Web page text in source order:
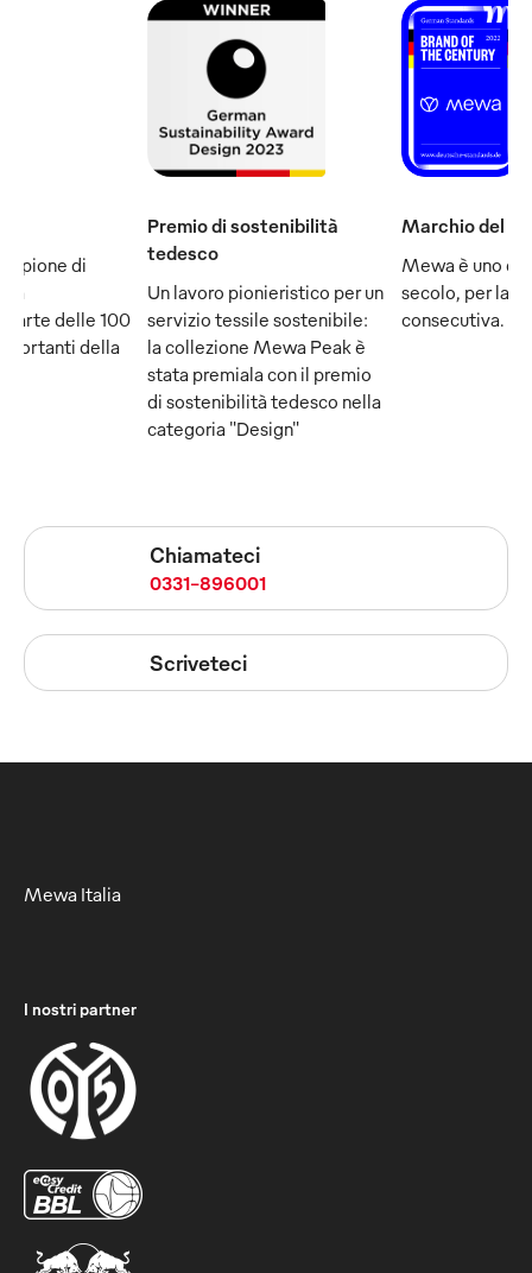
di
fa
delle 100
della
Premio di sostenibilità
tedesco
Un lavoro pionieristico per un
servizio tessile sostenibile:
la collezione Mewa Peak è
stata premiala con il premio
di sostenibilità tedesco nella
categoria "Design"
Marchio del
Mewa è uno
secolo, per la
consecutiva.
Chiamateci
0331-896001
Scriveteci
Mewa Italia
I nostri partner